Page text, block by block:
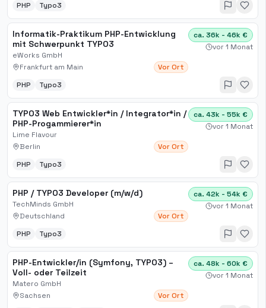
PHP Typo3
Informatik-Praktikum PHP-Entwicklung
mit Schwerpunkt TYPO3
eWorks GmbH
Frankfurt am Main
Vor Ort
ca. 36k - 46k €
vor 1 Monat
PHP Typo3
TYPO3 Web Entwickler*in / Integrator*in /
PHP-Progammierer*in
Lime Flavour
Berlin
Vor Ort
ca. 43k - 55k €
vor 1 Monat
PHP Typo3
PHP / TYPO3 Developer (m/w/d)
TechMinds GmbH
Deutschland
Vor Ort
ca. 42k - 54k €
vor 1 Monat
PHP Typo3
PHP-Entwickler/in (Symfony, TYPO3) –
Voll- oder Teilzeit
Matero GmbH
Sachsen
Vor Ort
ca. 48k - 60k €
vor 1 Monat